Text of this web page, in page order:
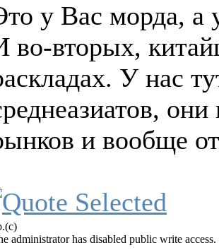
у Вас морда, а
во-вторых,
У нас
и вообще
administrator has disabled public write access.